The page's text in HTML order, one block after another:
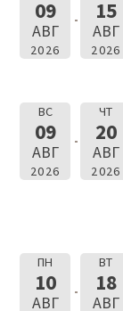
09
АВГ
2026
15
АВГ
2026
ВС
09
АВГ
2026
ЧТ
20
АВГ
2026
ПН
10
АВГ
ВТ
18
АВГ